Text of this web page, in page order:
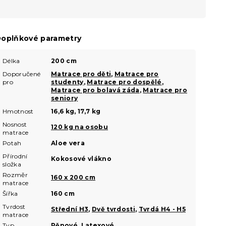
parametry
Délka
200 cm
Doporučené
pro
Matrace pro děti, Matrace pro
studenty, Matrace pro dospělé ,
Matrace pro bolavá záda , Matrace pro
seniory
Hmotnost
16,6 kg, 17,7 kg
Nosnost
matrace
120 kg na osobu
Potah
Aloe vera
Přírodní
složka
Kokosové vlákno
Rozměr
matrace
160 x 200 cm
Šířka
160 cm
Tvrdost
matrace
Střední H3, Dvě tvrdosti, Tvrdá H4 - H5